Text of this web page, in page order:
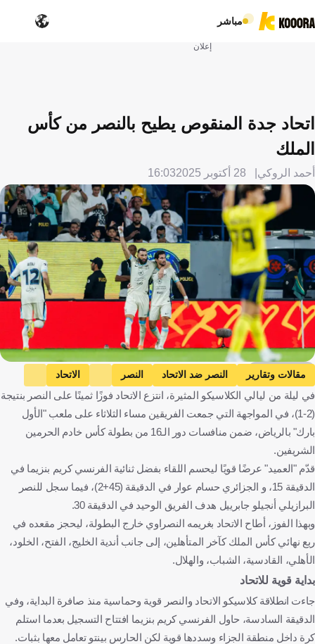
مباشر
إعلان
اتحاد جدة المنقوص يطيح بالنصر من كأس
الملك
أحمد الروكي 28 أكتوبر 2025 16:03
Getty Images
مقالات وتقارير النصر ضد الاتحاد النصر
الاتحاد
كأس خادم الحرمين الشريفين
المملكة العربية السعودية كرة قدم
في ليلة من ليالي الكلاسيكو المثيرة، انتزع الاتحاد فوزًا ثمينًا على النصر بنتيجة
(2-1)، في المواجهة التي جمعت الفريقين مساء الثلاثاء على ملعب "الأول
بارك" بالرياض، ضمن منافسات دور الـ16 من بطولة كأس خادم الحرمين
الشريفين.
قدّم "العميد" عرضًا قويًا ليحسم اللقاء بفضل ثنائية الفرنسي كريم بنزيما في
الدقيقة 15، و الجزائري حسام عوار في الدقيقة (45+2)، فيما سجل للنصر
البرازيلي أنجيلو جابرييل هدف الفريق الوحيد في الدقيقة 30.
وبهذا الفوز، أطاح الاتحاد بغريمه النصراوي خارج البطولة، ليحجز مقعده في
ربع نهائي كأس الملك كآخر المتأهلين، إلى جانب أندية الخليج، الفتح، الخلود،
الأهلي، القادسية، الشباب، والهلال.
بداية قوية للاتحاد
جاءت انطلاقة كلاسيكو الاتحاد والنصر قوية وحماسية منذ صافرة البداية، وفي
الدقيقة السادسة، حاول الفرنسي كريم بنزيما افتتاح التسجيل بعدما استلم
كرة داخل منطقة الجزاء وسددها قوية لكن الحارس بينتو تعامل معها بثبات.